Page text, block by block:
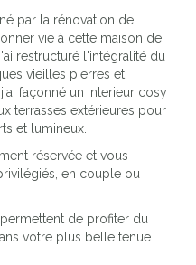
par la rénovation de
vie à cette maison de
restructuré l'intégralité du
vieilles pierres et
façonné un interieur cosy
terrasses extérieures pour
et lumineux.
réservée et vous
en couple ou
permettent de profiter du
votre plus belle tenue